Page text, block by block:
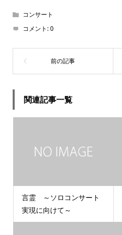
コンサート
コメント:0
関連記事一覧
言霊 ～ソロコンサート
実現に向けて～